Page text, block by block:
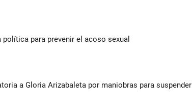
para prevenir el acoso sexual
a Gloria Arizabaleta por maniobras para suspender